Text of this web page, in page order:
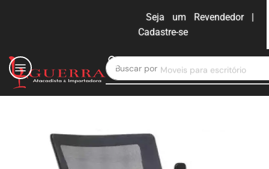
Seja um Revendedor |
Cadastre-se
Buscar por Moveis para escritório